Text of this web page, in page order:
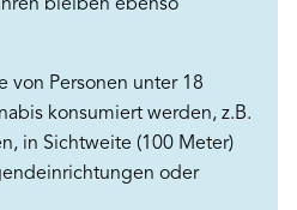
bleiben ebenso
von Personen unter 18
konsumiert werden, z.B.
in Sichtweite (100 Meter)
oder